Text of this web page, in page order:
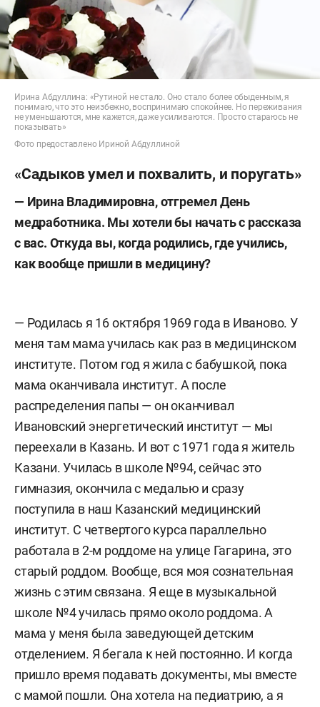
Ирина Абдуллина: «Рутиной не стало. Оно стало более обыденным, я
понимаю, что это неизбежно, воспринимаю спокойнее. Но переживания
не уменьшаются, мне кажется, даже усиливаются. Просто стараюсь не
показывать»
Фото предоставлено Ириной Абдуллиной
«Садыков умел и похвалить, и поругать»
— Ирина Владимировна, отгремел День
медработника. Мы хотели бы начать с рассказа
с вас. Откуда вы, когда родились, где учились,
как вообще пришли в медицину?
— Родилась я 16 октября 1969 года в Иваново. У
меня там мама училась как раз в медицинском
институте. Потом год я жила с бабушкой, пока
мама оканчивала институт. А после
распределения папы — он оканчивал
Ивановский энергетический институт — мы
переехали в Казань. И вот с 1971 года я житель
Казани. Училась в школе №94, сейчас это
гимназия, окончила с медалью и сразу
поступила в наш Казанский медицинский
институт. С четвертого курса параллельно
работала в 2-м роддоме на улице Гагарина, это
старый роддом. Вообще, вся моя сознательная
жизнь с этим связана. Я еще в музыкальной
школе №4 училась прямо около роддома. А
мама у меня была заведующей детским
отделением. Я бегала к ней постоянно. И когда
пришло время подавать документы, мы вместе
с мамой пошли. Она хотела на педиатрию, а я